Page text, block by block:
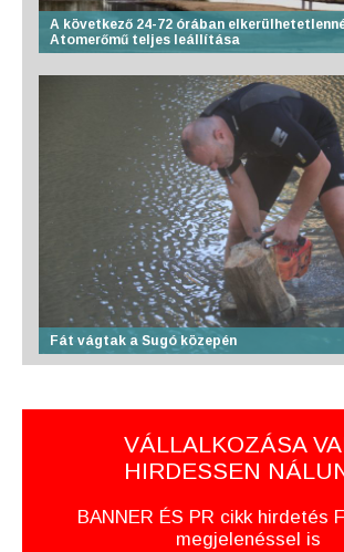
A következő 24-72 órában
Atomerőmű teljes leállítása
Fát vágtak a Sugó közepén
VÁLLALKOZÁSA
HIRDESSEN
BANNER ÉS PR cikk hirdetés
megjelenéssel is